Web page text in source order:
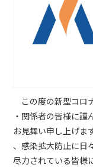
この度の新型コロ
・関係者の皆様に謹
お見舞い申し上げま
、感染拡大防止に日
尽力されている皆様